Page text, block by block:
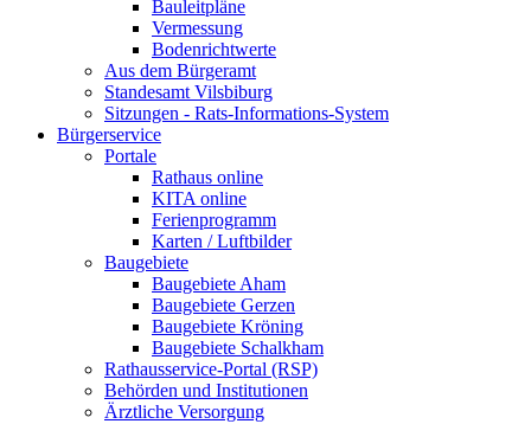
Bauleitpläne
Vermessung
Bodenrichtwerte
Aus dem Bürgeramt
Standesamt Vilsbiburg
Sitzungen - Rats-Informations-System
Bürgerservice
Portale
Rathaus online
KITA online
Ferienprogramm
Karten / Luftbilder
Baugebiete
Baugebiete Aham
Baugebiete Gerzen
Baugebiete Kröning
Baugebiete Schalkham
Rathausservice-Portal (RSP)
Behörden und Institutionen
Ärztliche Versorgung